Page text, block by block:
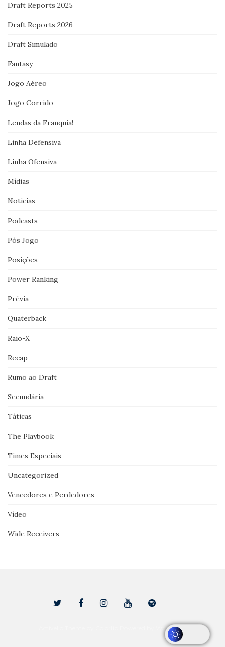
Draft Reports 2025
Draft Reports 2026
Draft Simulado
Fantasy
Jogo Aéreo
Jogo Corrido
Lendas da Franquia!
Linha Defensiva
Linha Ofensiva
Mídias
Noticias
Podcasts
Pós Jogo
Posições
Power Ranking
Prévia
Quaterback
Raio-X
Recap
Rumo ao Draft
Secundária
Táticas
The Playbook
Times Especiais
Uncategorized
Vencedores e Perdedores
Vídeo
Wide Receivers
WordPress